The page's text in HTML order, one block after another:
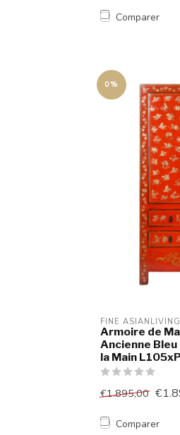
Comparer
0%
FINE ASIANLIVING
Armoire de
Ancienne
la Main
€1.895,00
Comparer